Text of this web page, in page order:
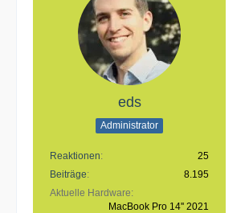
eds
Administrator
Reaktionen
25
Beiträge
8.195
Aktuelle Hardware
MacBook Pro 14'' 2021